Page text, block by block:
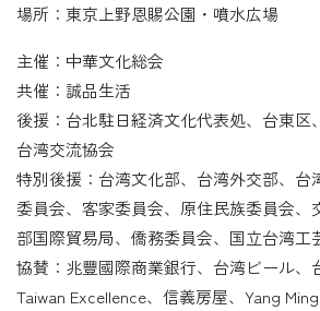
場所：東京上野恩賜公園・噴水広場
主催：中華文化総会
共催：誠品生活
後援：台北駐日経済文化代表処、台東区
台湾交流協会
特別後援：台湾文化部、台湾外交部、台
委員会、客家委員会、原住民族委員会、
部国際貿易局、僑務委員会、国立台湾工
協賛：兆豐國際商業銀行、台湾ビール、
Taiwan Excellence、信義房屋、Yang